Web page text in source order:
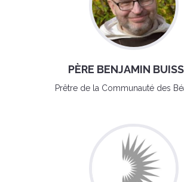
PÈRE BENJAMIN
Prêtre de la Communauté des